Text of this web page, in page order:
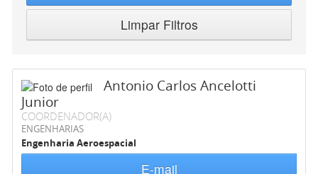
Limpar Filtros
Antonio Carlos Ancelotti
Junior
COORDENADOR(A)
ENGENHARIAS
Engenharia Aeroespacial
E-mail